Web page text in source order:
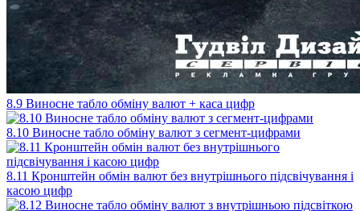
8.9 Виносне табло обміну валют + каса цифр
8.10 Виносне табло обміну валют з сегмент-цифрами
8.11 Кронштейн обмін валют без внутрішнього підсвічування і
касою цифр